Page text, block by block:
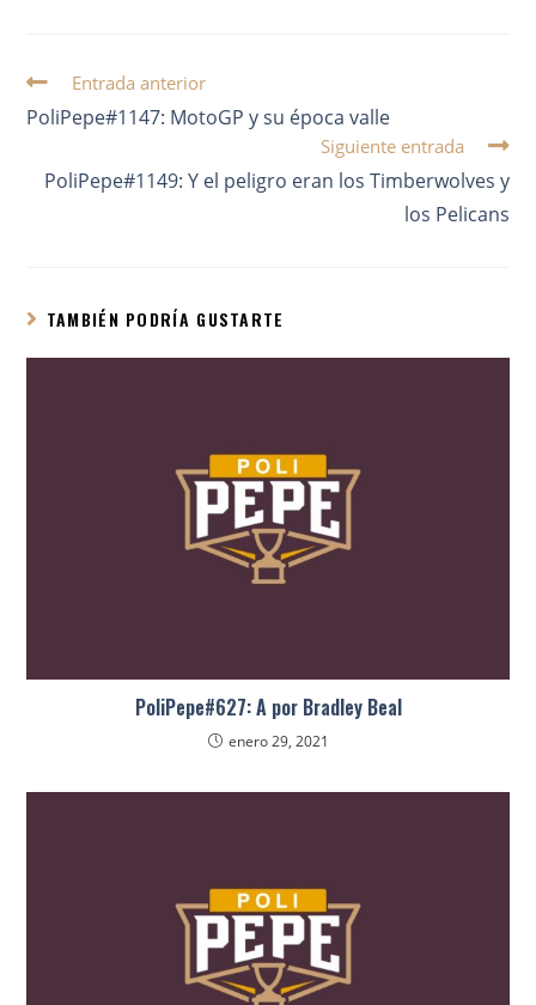
Entrada anterior
PoliPepe#1147: MotoGP y su época valle
Siguiente entrada
PoliPepe#1149: Y el peligro eran los Timberwolves y
los Pelicans
TAMBIÉN PODRÍA GUSTARTE
PoliPepe#627: A por Bradley Beal
enero 29, 2021